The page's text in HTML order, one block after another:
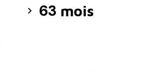
 63 mois